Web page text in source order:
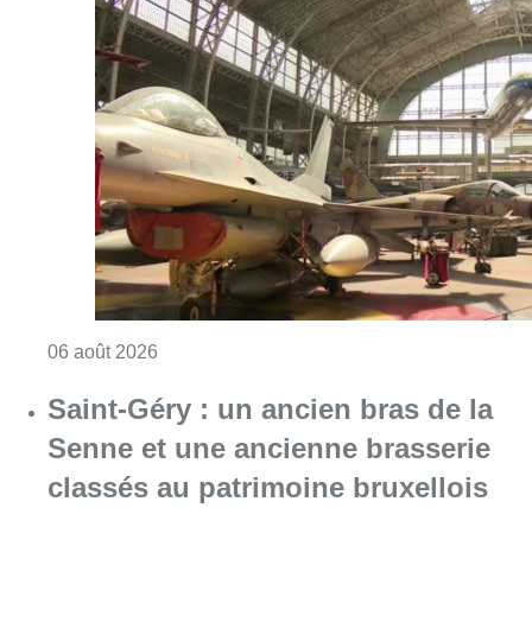
06 août 2026
Saint-Géry : un ancien bras de la
Senne et une ancienne brasserie
classés au patrimoine bruxellois